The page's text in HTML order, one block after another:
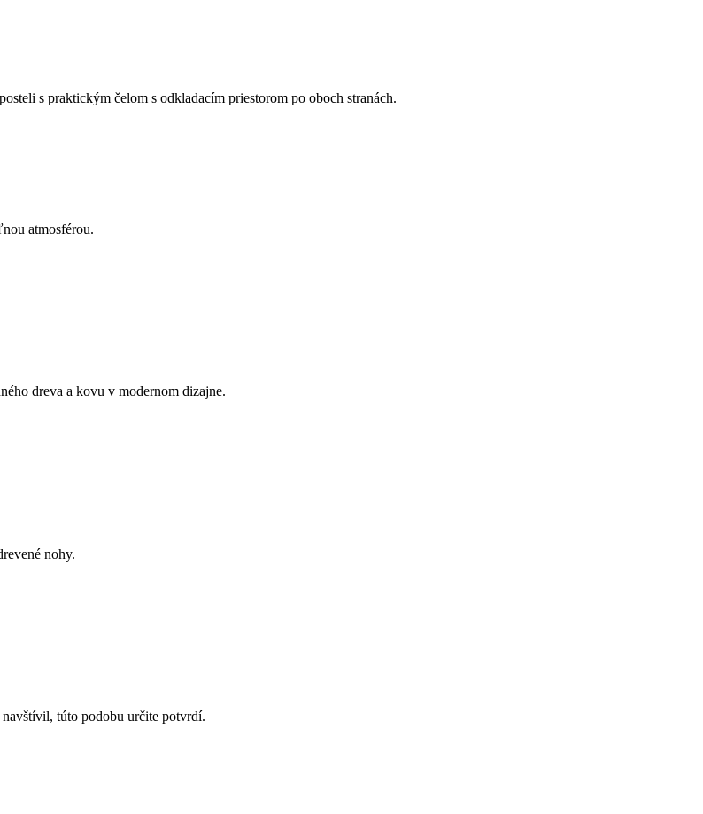
s praktickým čelom s odkladacím priestorom po oboch stranách.
atmosférou.
dreva a kovu v modernom dizajne.
nohy.
túto podobu určite potvrdí.